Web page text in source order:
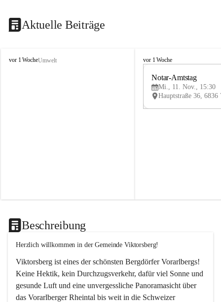
Aktuelle Beiträge
V
vor 1 WocheUmwelt
V
vor 1 Woche
Notar-Amtstag
Mi., 11. Nov., 15:30
Beschreibung
Herzlich willkommen in der Gemeinde Viktorsberg!
Viktorsberg ist eines der schönsten Bergdörfer Vorarlbergs!
Keine Hektik, kein Durchzugsverkehr, dafür viel Sonne und
gesunde Luft und eine unvergessliche Panoramasicht über
das Vorarlberger Rheintal bis weit in die Schweizer